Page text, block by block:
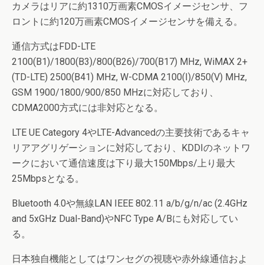
カメラはリアに約1310万画素CMOSイメージセンサ、フ
ロントに約120万画素CMOSイメージセンサを備える。
通信方式はFDD-LTE
2100(B1)/1800(B3)/800(B26)/700(B17) MHz, WiMAX 2+
(TD-LTE) 2500(B41) MHz, W-CDMA 2100(I)/850(V) MHz,
GSM 1900/1800/900/850 MHzに対応しており、
CDMA2000方式には非対応となる。
LTE UE Category 4やLTE-Advancedの主要技術であるキャ
リアアグリゲーションに対応しており、KDDIのネットワ
ークにおいて通信速度は下り最大150Mbps/上り最大
25Mbpsとなる。
Bluetooth 4.0や無線LAN IEEE 802.11 a/b/g/n/ac (2.4GHz
and 5xGHz Dual-Band)やNFC Type A/Bにも対応してい
る。
日本独自機能としてはワンセグの視聴や赤外線通信およ